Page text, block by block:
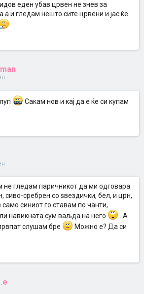
еден убав црвен не знев за
а и гледам нешто сите црвени и јас ќе
Сакам нов и кај да е ќе си купам
не гледам паричникот да ми одговара
сиво-сребрен со ѕвездички, бел, и црн,
синиот го ставам по чанти,
навикната сум ваљда на него
. А
слушам бре
Можно е? Да си